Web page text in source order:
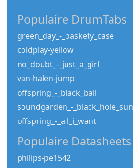
Populaire DrumTabs
green_day_-_baskety_case
coldplay-yellow
no_doubt_-_just_a_girl
van-halen-jump
offspring_-_black_ball
soundgarden_-_black_hole_sun
offspring_-_all_i_want
Populaire Datasheets
philips-pe1542